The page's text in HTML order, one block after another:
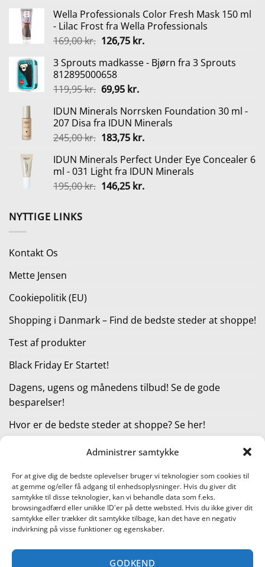
Administrer samtykke
For at give dig de bedste oplevelser bruger vi teknologier som cookies til
at gemme og/eller få adgang til enhedsoplysninger. Hvis du giver dit
samtykke til disse teknologier, kan vi behandle data som f.eks.
browsingadfærd eller unikke ID'er på dette websted. Hvis du ikke giver dit
samtykke eller trækker dit samtykke tilbage, kan det have en negativ
indvirkning på visse funktioner og egenskaber.
GODKEND
pris
var:
320,00 kr..
pris
er:
219,95 kr..
Wella Professionals Color Fresh Mask 150 ml
- Lilac Frost fra Wella Professionals
169,00kr. Den
pris
var:
169,00 kr..
126,75 kr.Den
pris
3 Sprouts madkasse - Bjørn fra 3 Sprouts
812895000658
119,95kr. Den
pris
var:
119,95 kr..
69,95 kr.Den
pris
er:
69,95 kr..
IDUN Minerals Norrsken Foundation 30 ml -
207 Disa fra IDUN Minerals
245,00kr. Den
pris
var:
245,00 kr..
183,75 kr.Den
pris
er:
183,75 kr..
IDUN Minerals Perfect Under Eye Concealer 6
ml - 031 Light fra IDUN Minerals
195,00kr. Den
146,25 kr.Den
NYTTIGE LINKS
Kontakt Os
Mette Jensen
Cookiepolitik (EU)
Shopping i Danmark – Find de bedste steder at shoppe!
Test af produkter
Black Friday Er Startet!
Dagens, ugens og månedens tilbud! Se de gode
besparelser!
Hvor er de bedste steder at shoppe? Se her!
Kategorier
Læs vores guide til online shopping